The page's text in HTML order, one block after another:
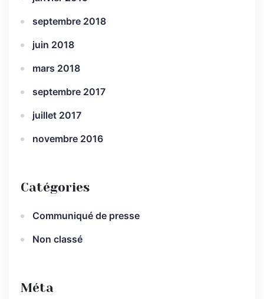
septembre 2018
juin 2018
mars 2018
septembre 2017
juillet 2017
novembre 2016
Catégories
Communiqué de presse
Non classé
Méta